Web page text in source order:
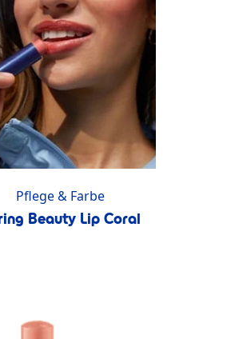
Pflege & Farbe
Beauty Lip Coral